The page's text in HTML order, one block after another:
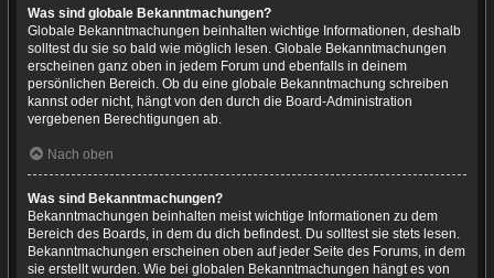
Was sind globale Bekanntmachungen?
Globale Bekanntmachungen beinhalten wichtige Informationen, deshalb
solltest du sie so bald wie möglich lesen. Globale Bekanntmachungen
erscheinen ganz oben in jedem Forum und ebenfalls in deinem
persönlichen Bereich. Ob du eine globale Bekanntmachung schreiben
kannst oder nicht, hängt von den durch die Board-Administration
vergebenen Berechtigungen ab.
Nach oben
Was sind Bekanntmachungen?
Bekanntmachungen beinhalten meist wichtige Informationen zu dem
Bereich des Boards, in dem du dich befindest. Du solltest sie stets lesen.
Bekanntmachungen erscheinen oben auf jeder Seite des Forums, in dem
sie erstellt wurden. Wie bei globalen Bekanntmachungen hängt es von